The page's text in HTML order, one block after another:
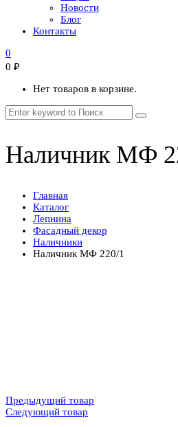
Новости
Блог
Контакты
0
0 ₽
Нет товаров в корзине.
Наличник МФ
Главная
Каталог
Лепнина
Фасадный декор
Наличники
Наличник МФ 220/1
Предыдущий товар
Следующий товар